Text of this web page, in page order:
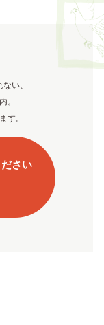
い、
。
す。
さい